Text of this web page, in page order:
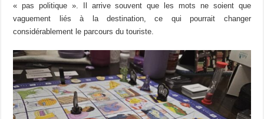
« pas politique ». Il arrive souvent que les mots ne soient que
vaguement liés à la destination, ce qui pourrait changer
considérablement le parcours du touriste.